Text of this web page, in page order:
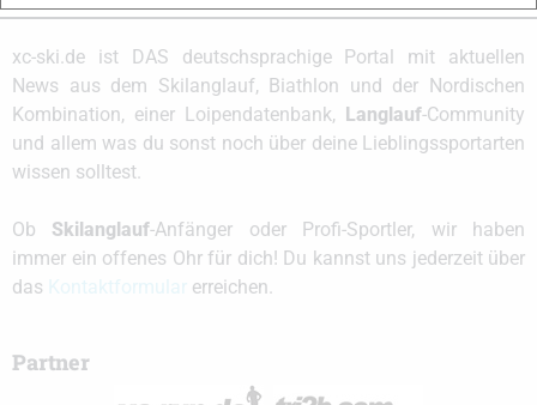
xc-ski.de ist DAS deutschsprachige Portal mit aktuellen
News aus dem Skilanglauf, Biathlon und der Nordischen
Kombination, einer Loipendatenbank, Langlauf-Community
und allem was du sonst noch über deine Lieblingssportarten
wissen solltest.
Ob Skilanglauf-Anfänger oder Profi-Sportler, wir haben
immer ein offenes Ohr für dich! Du kannst uns jederzeit über
das
erreichen.
Partner